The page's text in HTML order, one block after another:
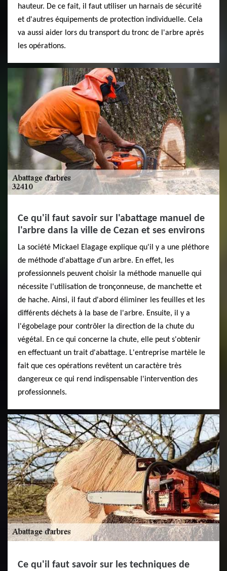
hauteur. De ce fait, il faut utiliser un harnais de sécurité
et d'autres équipements de protection individuelle. Cela
va aussi aider lors du transport du tronc de l'arbre après
les opérations.
Ce qu'il faut savoir sur l'abattage manuel de
l'arbre dans la ville de Cezan et ses environs
La société Mickael Elagage explique qu'il y a une pléthore
de méthode d'abattage d'un arbre. En effet, les
professionnels peuvent choisir la méthode manuelle qui
nécessite l'utilisation de tronçonneuse, de manchette et
de hache. Ainsi, il faut d'abord éliminer les feuilles et les
différents déchets à la base de l'arbre. Ensuite, il y a
l'égobelage pour contrôler la direction de la chute du
végétal. En ce qui concerne la chute, elle peut s'obtenir
en effectuant un trait d'abattage. L'entreprise martèle le
fait que ces opérations revêtent un caractère très
dangereux ce qui rend indispensable l'intervention des
professionnels.
Ce qu'il faut savoir sur les techniques de